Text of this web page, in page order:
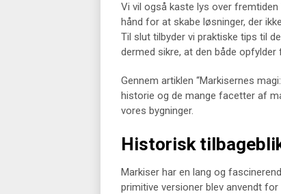
Vi vil også kaste lys over
hånd for at skabe løsninger, der
Til slut tilbyder vi praktiske tips til
dermed sikre, at den både
Gennem artiklen “Markisernes
historie og de mange facetter af
vores bygninger.
Historisk
Markiser har en lang og
primitive versioner blev anvendt